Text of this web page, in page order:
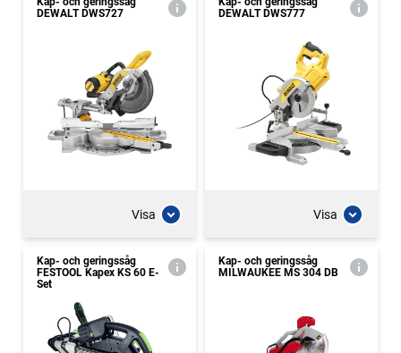
DEWALT DWS727
Visa
DEWALT DWS777
Visa
Kap- och geringssåg
FESTOOL Kapex KS 60 E-
Set
Kap- och geringssåg
MILWAUKEE MS 304 DB